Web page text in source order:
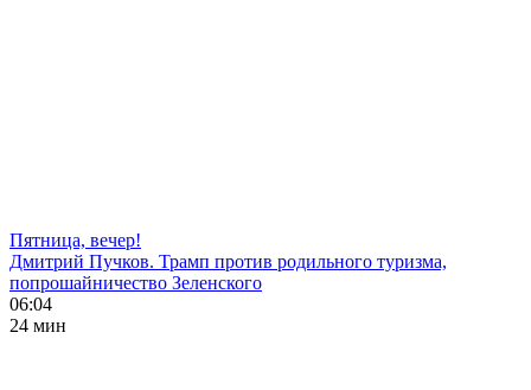
Пятница, вечер!
Дмитрий Пучков. Трамп против родильного туризма,
попрошайничество Зеленского
06:04
24 мин